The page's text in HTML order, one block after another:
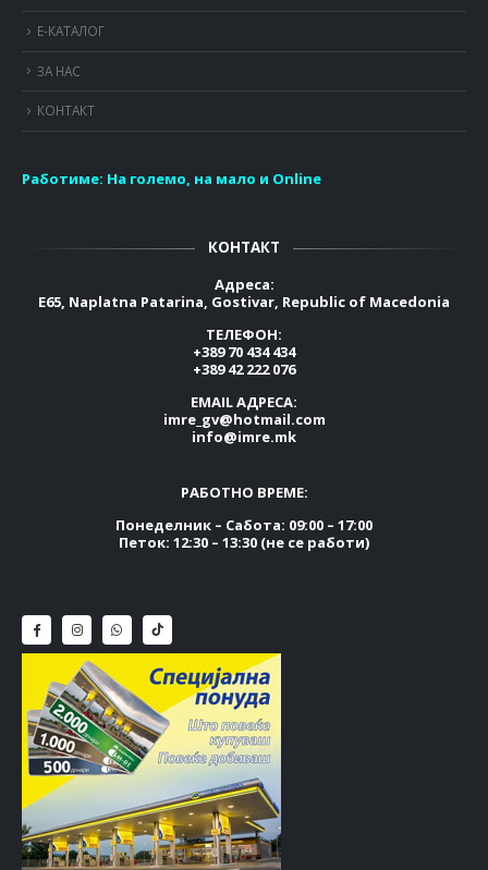
Е-КАТАЛОГ
ЗА НАС
КОНТАКТ
Работиме: На големо, на мало и Online
КОНТАКТ
Адреса:
E65, Naplatna Patarina, Gostivar, Republic of Macedonia
ТЕЛЕФОН:
+389 70 434 434
+389 42 222 076
EMAIL АДРЕСА:
imre_gv@hotmail.com
info@imre.mk
РАБОТНО ВРЕМЕ:
Понеделник – Сабота: 09:00 – 17:00
Петок: 12:30 – 13:30 (не се работи)